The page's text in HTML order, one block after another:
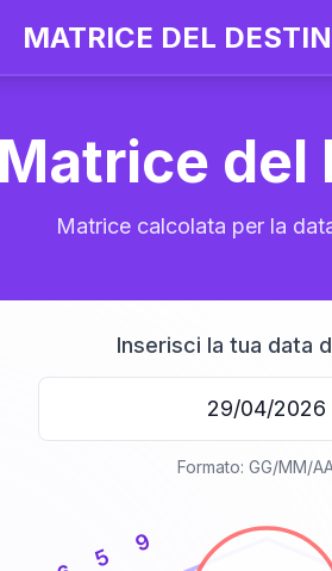
MATRICE DEL
Matrice del
Matrice calcolata per la
Inserisci la tua data
Formato: GG/MM/
20
5
9